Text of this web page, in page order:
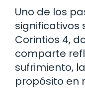
Uno de los
significativos
Corintios 4,
comparte
sufrimiento,
propósito en